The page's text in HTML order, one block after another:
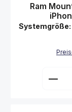
Ram
Systemgröße: